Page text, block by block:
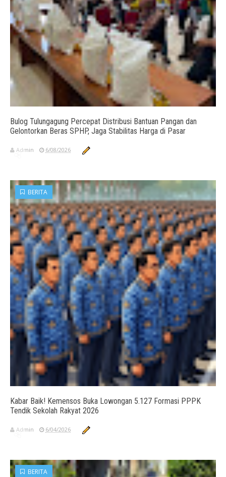
Bulog Tulungagung Percepat Distribusi Bantuan Pangan dan
Gelontorkan Beras SPHP, Jaga Stabilitas Harga di Pasar
Admin 6/08/2026
Kabar Baik! Kemensos Buka Lowongan 5.127 Formasi PPPK
Tendik Sekolah Rakyat 2026
BERITA
Admin 6/04/2026
BERITA